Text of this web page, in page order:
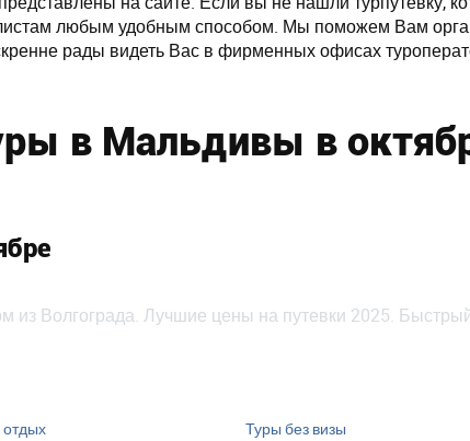
любым удобным способом. Мы поможем Вам
рады видеть Вас в фирменных офисах
в Мальдивы в
из Волгограда. Лучшие цены на путевки 2025.
Туры без визы